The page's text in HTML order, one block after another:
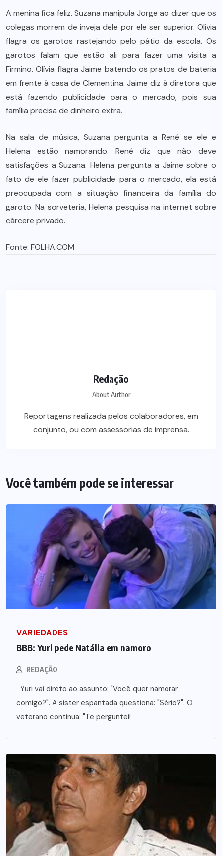
A menina fica feliz. Suzana manipula Jorge ao dizer que os
colegas morrem de inveja dele por ele ser superior. Olívia
flagra os garotos rastejando pelo pátio da escola. Os
garotos falam que estão ali para fazer uma visita a
Firmino. Olívia flagra Jaime batendo os pratos de bateria
em frente à casa de Clementina. Jaime diz à diretora que
está fazendo publicidade para o mercado, pois sua
família precisa de dinheiro extra.
Na sala de música, Suzana pergunta a Renê se ele e
Helena estão namorando. Renê diz que não deve
satisfações a Suzana. Helena pergunta a Jaime sobre o
fato de ele fazer publicidade para o mercado, ela está
preocupada com a situação financeira da família do
garoto. Na sorveteria, Helena pesquisa na internet sobre
cárcere privado.
Fonte: FOLHA.COM
Redação
About Author
Reportagens realizada pelos colaboradores, em
conjunto, ou com assessorias de imprensa.
Você também pode se interessar
VARIEDADES
BBB: Yuri pede Natália em namoro
REDAÇÃO
Yuri vai direto ao assunto: "Você quer namorar
comigo?". A sister espantada questiona: "Sério?". O
veterano continua: "Te perguntei!